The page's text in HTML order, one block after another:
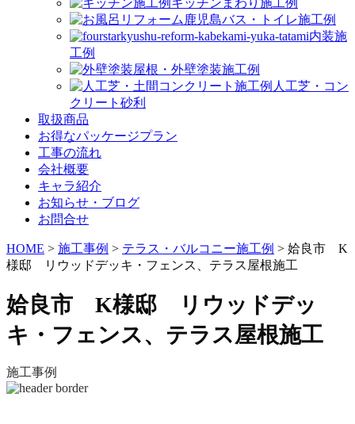
バス・トイレ施工例
内装施
工例
屋根・外壁塗装施工例
人工芝・コン
クリート砂利
取扱商品
お得なパッケージプラン
工事の流れ
会社概要
キャラ紹介
お知らせ・ブログ
お問合せ
HOME > 施工事例 > テラス・バルコニー施工例 > 姶良市 K
様邸 リウッドデッキ・フェンス、テラス屋根施工
姶良市 K様邸 リウッドデッ
キ・フェンス、テラス屋根施工
施工事例